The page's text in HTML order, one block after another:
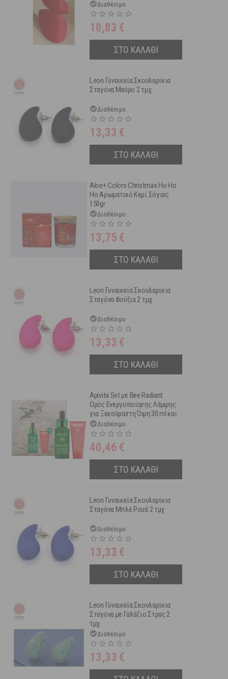
Διαθέσιμο
10,83 €
ΣΤΟ ΚΑΛΑΘΙ
Leon Γυναικεία Σκουλαρίκια
Σταγόνα Μαύρο 2 τμχ
Διαθέσιμο
13,33 €
ΣΤΟ ΚΑΛΑΘΙ
Aloe+ Colors Christmas Ho Ho
Ho Αρωματικό Κερί Σόγιας
150gr
Διαθέσιμο
13,75 €
ΣΤΟ ΚΑΛΑΘΙ
Leon Γυναικεία Σκουλαρίκια
Σταγόνα Φούξια 2 τμχ
Διαθέσιμο
13,33 €
ΣΤΟ ΚΑΛΑΘΙ
Apivita Set με Bee Radiant
Ορός Ενεργοποίησης Λάμψης
για Ξεκούραστη Όψη 30 ml και
Δώρο Bee Sun Safe Αντηλιακή
Κρέμα Προσώπου 15 ml
Διαθέσιμο
40,46 €
ΣΤΟ ΚΑΛΑΘΙ
Leon Γυναικεία Σκουλαρίκια
Σταγόνα Μπλέ Ρουά 2 τμχ
Διαθέσιμο
13,33 €
ΣΤΟ ΚΑΛΑΘΙ
Leon Γυναικεία Σκουλαρίκια
Σταγόνα με Γαλάζιο Στρας 2
τμχ
Διαθέσιμο
13,33 €